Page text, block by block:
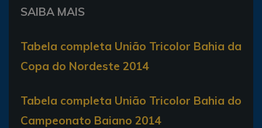
SAIBA MAIS
Tabela completa União Tricolor Bahia da
Copa do Nordeste 2014
Tabela completa União Tricolor Bahia do
Campeonato Baiano 2014